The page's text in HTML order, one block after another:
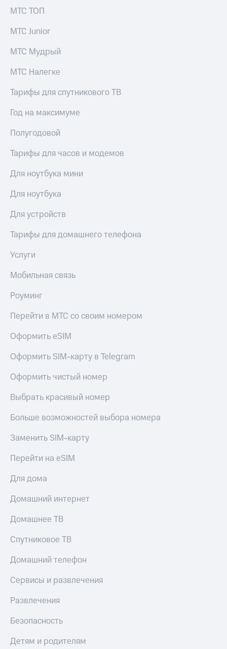
МТС ТОП
МТС Junior
МТС Мудрый
МТС Налегке
Тарифы для спутникового ТВ
Год на максимуме
Полугодовой
Тарифы для часов и модемов
Для ноутбука мини
Для ноутбука
Для устройств
Тарифы для домашнего телефона
Услуги
Мобильная связь
Роуминг
Перейти в МТС со своим номером
Оформить eSIM
Оформить SIM-карту в Telegram
Оформить чистый номер
Выбрать красивый номер
Больше возможностей выбора номера
Заменить SIM-карту
Перейти на eSIM
Для дома
Домашний интернет
Домашнее ТВ
Спутниковое ТВ
Домашний телефон
Сервисы и развлечения
Развлечения
Безопасность
Детям и родителям